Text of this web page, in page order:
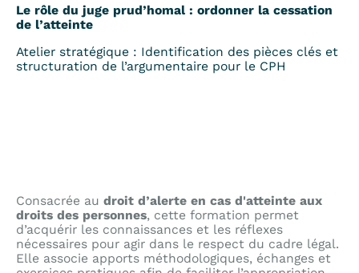
Le rôle du juge prud’homal : ordonner la cessation
de l’atteinte
Atelier stratégique : Identification des pièces clés et
structuration de l’argumentaire pour le CPH
Consacrée au droit d’alerte en cas d'atteinte aux
droits des personnes, cette formation permet
d’acquérir les connaissances et les réflexes
nécessaires pour agir dans le respect du cadre légal.
Elle associe apports méthodologiques, échanges et